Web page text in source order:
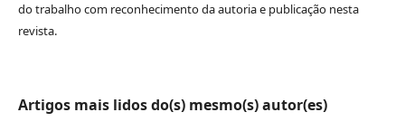
do trabalho com reconhecimento da autoria e publicação nesta
revista.
Artigos mais lidos do(s) mesmo(s) autor(es)